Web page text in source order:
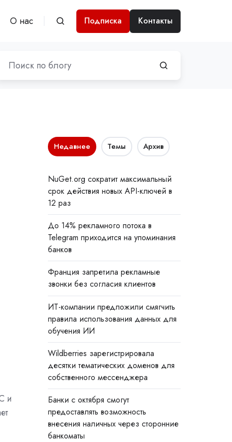
О нас Подписка Контакты
и
Недавнее Темы Архив
NuGet.org сократит максимальный
срок действия новых API-ключей в
12 раз
До 14% рекламного потока в
Telegram приходится на упоминания
банков
Франция запретила рекламные
звонки без согласия клиентов
ИТ-компании предложили смягчить
правила использования данных для
обучения ИИ
Wildberries зарегистрировала
десятки тематических доменов для
собственного мессенджера
Банки с октября смогут
предоставлять возможность
внесения наличных через сторонние
банкоматы